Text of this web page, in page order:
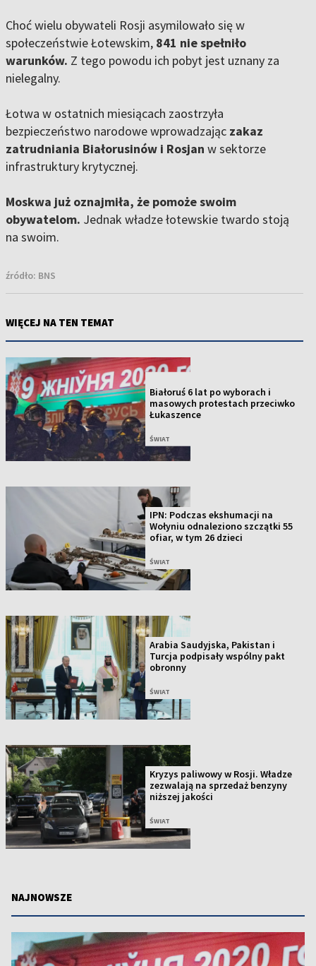
Choć wielu obywateli Rosji asymilowało się w
społeczeństwie Łotewskim, 841 nie spełniło
warunków. Z tego powodu ich pobyt jest uznany za
nielegalny.
Łotwa w ostatnich miesiącach zaostrzyła
bezpieczeństwo narodowe wprowadzając zakaz
zatrudniania Białorusinów i Rosjan w sektorze
infrastruktury krytycznej.
Moskwa już oznajmiła, że pomoże swoim
obywatelom. Jednak władze łotewskie twardo stoją
na swoim.
źródło: BNS
WIĘCEJ NA TEN TEMAT
Białoruś 6 lat po wyborach i
masowych protestach przeciwko
Łukaszence
ŚWIAT
IPN: Podczas ekshumacji na
Wołyniu odnaleziono szczątki 55
ofiar, w tym 26 dzieci
ŚWIAT
Arabia Saudyjska, Pakistan i
Turcja podpisały wspólny pakt
obronny
ŚWIAT
Kryzys paliwowy w Rosji. Władze
zezwalają na sprzedaż benzyny
niższej jakości
ŚWIAT
NAJNOWSZE